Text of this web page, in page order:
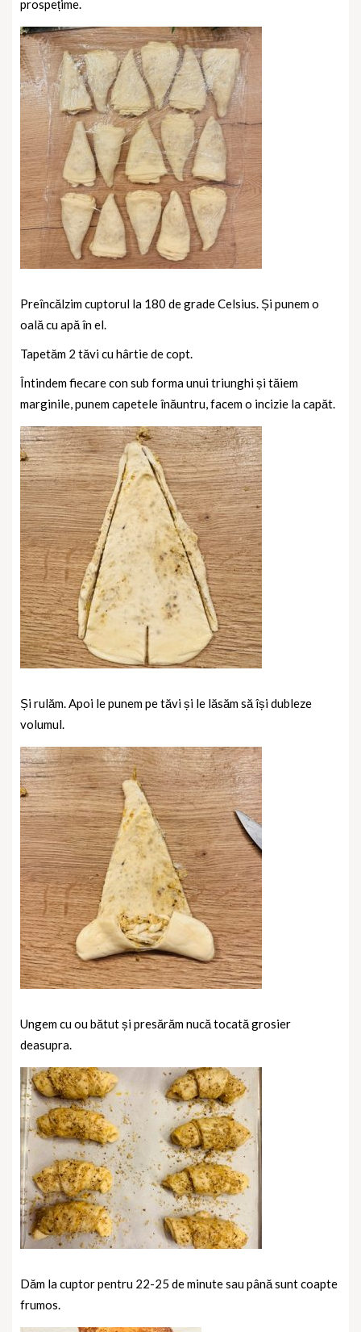
prospețime.
Preîncălzim cuptorul la 180 de grade Celsius. Și punem o
oală cu apă în el.
Tapetăm 2 tăvi cu hârtie de copt.
Întindem fiecare con sub forma unui triunghi și tăiem
marginile, punem capetele înăuntru, facem o incizie la capăt.
Și rulăm. Apoi le punem pe tăvi și le lăsăm să își dubleze
volumul.
Ungem cu ou bătut și presărăm nucă tocată grosier
deasupra.
Dăm la cuptor pentru 22-25 de minute sau până sunt coapte
frumos.